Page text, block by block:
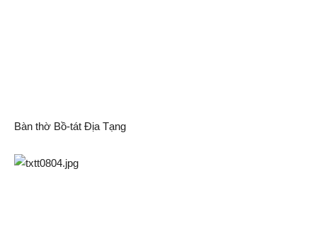
Bàn thờ Bồ-tát Địa Tạng